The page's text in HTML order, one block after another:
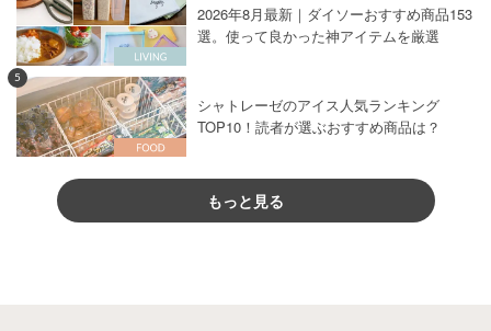
2026年8月最新｜ダイソーおすすめ商品153
選。使って良かった神アイテムを厳選
5
シャトレーゼのアイス人気ランキング
TOP10！読者が選ぶおすすめ商品は？
もっと見る